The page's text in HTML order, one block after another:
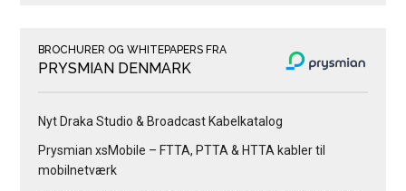
BROCHURER OG WHITEPAPERS FRA
PRYSMIAN DENMARK
Nyt Draka Studio & Broadcast Kabelkatalog
Prysmian xsMobile – FTTA, PTTA & HTTA kabler til
mobilnetværk